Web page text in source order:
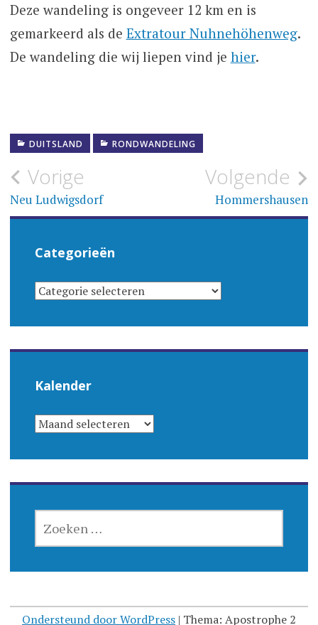
Deze wandeling is ongeveer 12 km en is
gemarkeerd als de Extratour Nuhnehöhenweg.
De wandeling die wij liepen vind je hier.
DUITSLAND RONDWANDELING
Bericht
navigatie
Vorige
Neu Ludwigsdorf
Volgende
Hommershausen
Categorieën
CATEGORIEËN
Kalender
KALENDER
NAAR:
Ondersteund door WordPress | Thema: Apostrophe 2